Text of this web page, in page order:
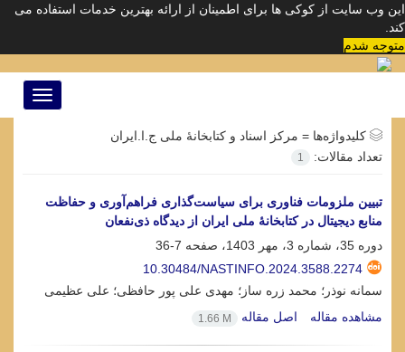
این وب سایت از کوکی ها برای اطمینان از ارائه بهترین خدمات استفاده می
کند.
متوجه شدم
Toggle
کلیدواژه‌ها = مرکز اسناد و کتابخانۀ ملی ج.ا.ایران
تعداد مقالات:
1
تبیین ملزومات فناوری برای سیاست‌گذاری فراهم‌آوری و حفاظت
منابع دیجیتال در کتابخانۀ ملی ایران از دیدگاه ذی‌نفعان
دوره 35، شماره 3، مهر 1403، صفحه
7-36
10.30484/NASTINFO.2024.3588.2274
سمانه نوذر؛ محمد زره ساز؛ مهدی علی پور حافظی؛ علی عظیمی
مشاهده مقاله
اصل مقاله 1.66 M